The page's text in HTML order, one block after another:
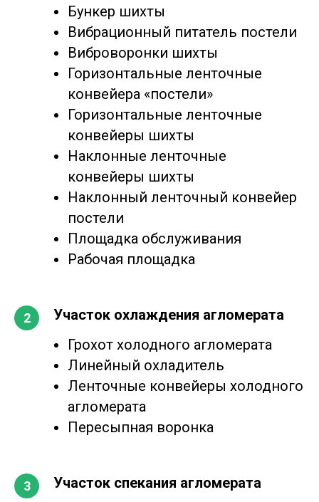
Бункер шихты
Вибрационный питатель постели
Виброворонки шихты
Горизонтальные ленточные
конвейера «постели»
Горизонтальные ленточные
конвейеры шихты
Наклонные ленточные
конвейеры шихты
Наклонный ленточный конвейер
постели
Площадка обслуживания
Рабочая площадка
Участок охлаждения агломерата
Грохот холодного агломерата
Линейный охладитель
Ленточные конвейеры холодного
агломерата
Пересыпная воронка
Участок спекания агломерата